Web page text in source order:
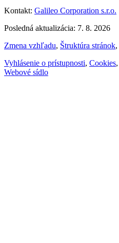
Kontakt: Galileo Corporation s.r.o.
Posledná aktualizácia: 7. 8. 2026
Zmena vzhľadu, Štruktúra stránok,
Vyhlásenie o prístupnosti, Cookies,
Webové sídlo